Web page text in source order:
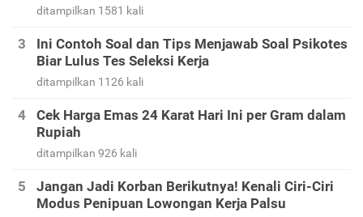
ditampilkan 1581 kali
Ini Contoh Soal dan Tips Menjawab Soal Psikotes
Biar Lulus Tes Seleksi Kerja
ditampilkan 1126 kali
Cek Harga Emas 24 Karat Hari Ini per Gram dalam
Rupiah
ditampilkan 926 kali
Jangan Jadi Korban Berikutnya! Kenali Ciri-Ciri
Modus Penipuan Lowongan Kerja Palsu